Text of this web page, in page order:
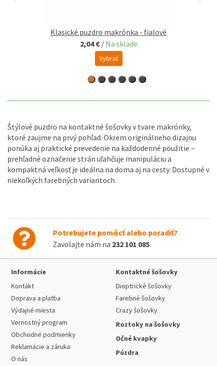
Klasické puzdro makrónka - fialové
2,04 € / Na sklade
Vybrať
Štýlové puzdro na kontaktné šošovky v tvare makrónky,
ktoré zaujme na prvý pohľad. Okrem originálneho dizajnu
ponúka aj praktické prevedenie na každodenné použitie –
prehľadné označenie strán uľahčuje manipuláciu a
kompaktná veľkosť je ideálna na doma aj na cesty. Dostupné v
niekoľkých farebných variantoch.
Potrebujete pomôcť alebo poradiť?
Zavolajte nám na 232 101 085.
Informácie
Kontakt
Doprava a platba
Výdajné miesta
Vernostný program
Obchodné podmienky
Reklamácie a záruka
O nás
Kontaktné šošovky
Dioptrické šošovky
Farebné šošovky
Crazy šošovky
Roztoky na šošovky
Očné kvapky
Púzdra